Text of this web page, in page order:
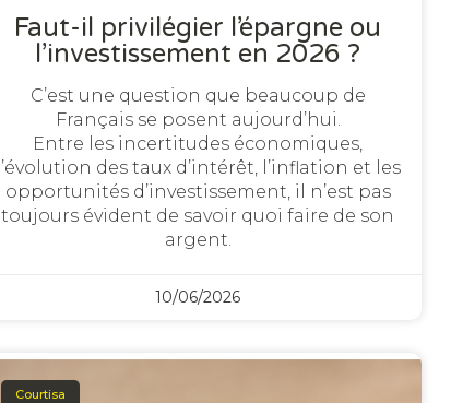
Faut-il privilégier l’épargne ou
l’investissement en 2026 ?
C’est une question que beaucoup de
Français se posent aujourd’hui.
Entre les incertitudes économiques,
l’évolution des taux d’intérêt, l’inflation et les
opportunités d’investissement, il n’est pas
toujours évident de savoir quoi faire de son
argent.
10/06/2026
Courtisa